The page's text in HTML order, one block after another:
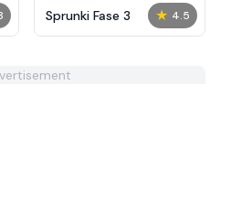
★ 4.5
Sprunki Fase 3